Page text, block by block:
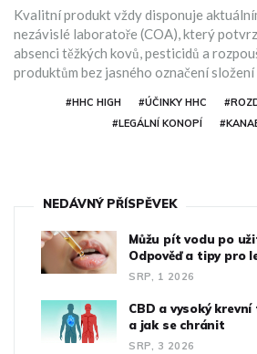
Kvalitní produkt vždy disponuje
nezávislé laboratoře (COA), který
absenci těžkých kovů, pesticidů a
produktům bez jasného označení
#HHC HIGH #ÚČINKY HHC
#LEGÁLNÍ KONOPÍ
NEDÁVNÝ PŘÍSPĚVEK
Můžu pít vodu po
Odpověď a tipy pro
SRP, 1 2026
CBD a vysoký
a jak se chránit
SRP, 3 2026